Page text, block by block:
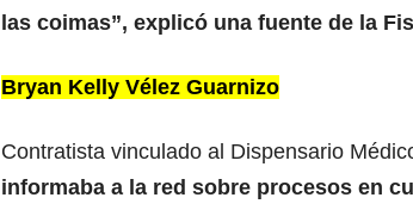
las coimas”, explicó una fuente de la
Bryan Kelly Vélez Guarnizo
Contratista vinculado al Dispensario
informaba a la red sobre procesos en